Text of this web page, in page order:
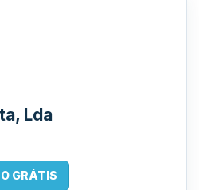
Lda
GRÁTIS